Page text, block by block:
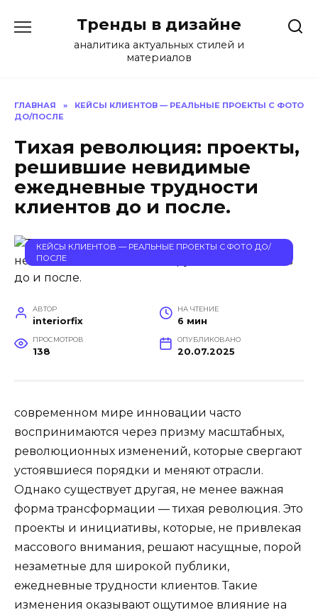
содержанию
Тренды в дизайне
аналитика актуальных стилей и
материалов
ГЛАВНАЯ »
КЕЙСЫ КЛИЕНТОВ — РЕАЛЬНЫЕ ПРОЕКТЫ С ФОТО
ДО/ПОСЛЕ
Тихая революция: проекты,
решившие невидимые
ежедневные трудности
клиентов до и после.
КЕЙСЫ КЛИЕНТОВ — РЕАЛЬНЫЕ ПРОЕКТЫ С ФОТО ДО/
ПОСЛЕ
АВТОР
interiorfix
НА ЧТЕНИЕ
6 мин
ПРОСМОТРОВ
138
ОПУБЛИКОВАНО
20.07.2025
современном мире инновации часто
воспринимаются через призму масштабных,
революционных изменений, которые свергают
устоявшиеся порядки и меняют отрасли.
Однако существует другая, не менее важная
форма трансформации — тихая революция. Это
проекты и инициативы, которые, не привлекая
массового внимания, решают насущные, порой
незаметные для широкой публики,
ежедневные трудности клиентов. Такие
изменения оказывают ощутимое влияние на